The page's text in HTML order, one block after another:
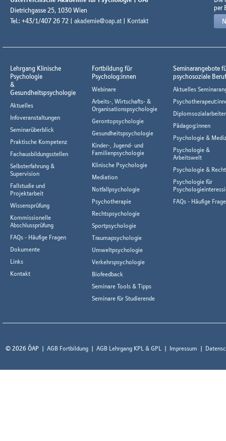
Dietrichgasse 25, 1030 Wien
Tel.: +43/1/407 26 72 | akademie@oap.at | Kontakt
per
Lehrgang Klinische
Psychologie
&
Gesundheitspsychologie
Aktuelles
Infoveranstaltungen
Seminarüberblick
Praktische Kompetenz
Fachausbildungsstellen
Selbsterfahrung &
Supervision
Fallstudie und
Projektarbeit
Wissensprüfung
Kommissionelle
Abschlussprüfung
FAQs - Häufige Fragen
Dokumente
Links
Kontakt
Fortbildung für
Psycholog:innen
Webinare
Arbeits-, Wirtschafts- &
Organisationspsychologie
Gerontopsychologie
Gesundheitspsychologie
Kinder-, Jugend- und
Familienpsychologie
Klinische Psychologie
Mediation
Notfallpsychologie
Psychotherapie
Rechtspsychologie
Sportpsychologie
Traumapsychologie
Umweltpsychologie
Verkehrspsychologie
Biofeedback
Seminare Tools & Tipps
Seminare für Studierende
Seminarangebote
psychosoziale
Aktuelles
Pädagog:innen
Psychologie &
Psychologie &
Arbeitswelt
Psychologie & Recht
Psychologie für
FAQs - Häufige
© 2026 ÖAP AGB Fortbildung AGB Lehrgang KPL & GPL Impressum